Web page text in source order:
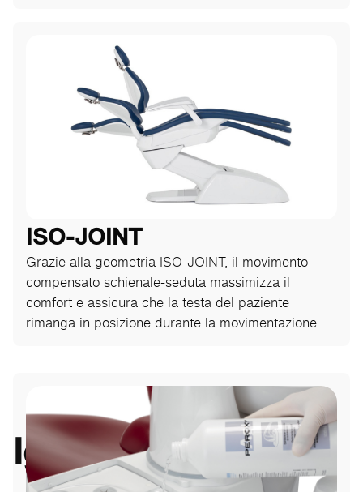
ISO-JOINT
Grazie alla geometria ISO-JOINT, il movimento
compensato schienale-seduta massimizza il
comfort e assicura che la testa del paziente
rimanga in posizione durante la movimentazione.
Igiene